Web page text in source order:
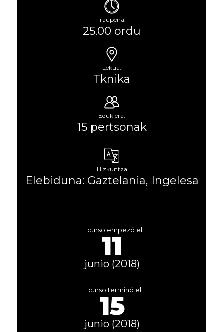
Iraupena:
25.00 ordu
Lekua:
Tknika
Edukiera:
15 pertsonak
Hizkuntza
Elebiduna: Gaztelania, Ingelesa
El curso empezó el:
11
junio (2018)
El curso terminó el:
15
junio (2018)